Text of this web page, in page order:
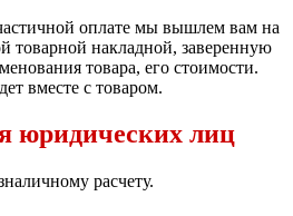
оплате мы вышлем вам на
товарной накладной, заверенную
товара, его стоимости.
вместе с товаром.
юридических лиц
расчету.